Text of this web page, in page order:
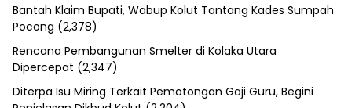
Bantah Klaim Bupati, Wabup Kolut Tantang Kades Sumpah
Pocong (2,378)
Rencana Pembangunan Smelter di Kolaka Utara
Dipercepat (2,347)
Diterpa Isu Miring Terkait Pemotongan Gaji Guru, Begini